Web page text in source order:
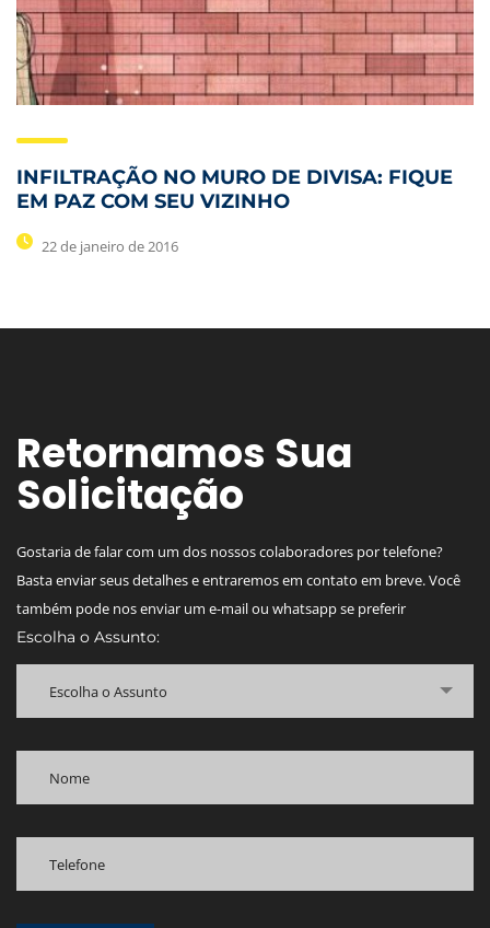
INFILTRAÇÃO NO MURO DE DIVISA: FIQUE
EM PAZ COM SEU VIZINHO
22 de janeiro de 2016
Retornamos Sua
Solicitação
Gostaria de falar com um dos nossos colaboradores por telefone?
Basta enviar seus detalhes e entraremos em contato em breve. Você
também pode nos enviar um e-mail ou whatsapp se preferir
Escolha o Assunto:
Escolha o Assunto